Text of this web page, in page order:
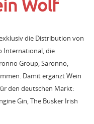
Wolf
die Distribution von
International, die
Group, Saronno,
Damit ergänzt Wein
den deutschen Markt:
Gin, The Busker Irish